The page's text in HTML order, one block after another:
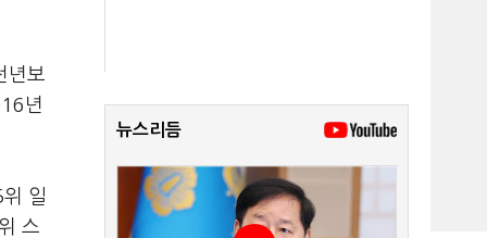
년보
년
일
스
뉴스리듬